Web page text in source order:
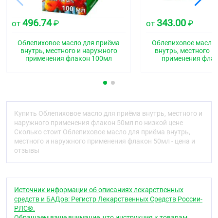
Стимулирует репаративные процессы в коже и
слизистых оболочках, ускоряет заживление
повреждённых тканей. Оказывает
антиоксидантным и цитопротекторным действием.
Уменьшает интенсивность свободнорадикальных
процессов и защищает от повреждения клеточные
действие обусловлено наличием в облепиховом
(витамина E) и глицеридов ненасыщенных кислот.
Показания
В качестве ранозаживляющего средства для
стимуляции репаративных процессов в составе
комбинированной терапии при поражениях кожи и
слизистых оболочек:
в гастроэнтерологии — при язвенной болезни
желудка и двенадцатиперстной кишки
в гинекологии — при кольпите, эндоцервиците,
эрозии шейки матки
в оториноларингологии — послеоперационные
от 496.74₽
Облепиховое масло для приёма
внутрь, местного и наружного
применения флакон 100мл
от 343.00 ₽
Облепиховое масло
внутрь, местного
применения
Купить Облепиховое масло для приёма внутрь, местного и
наружного применения флакон 50мл по низкой цене
Сколько стоит Облепиховое масло для приёма внутрь,
местного и наружного применения флакон 50мл - цена и
отзывы
Источник информации об описаниях лекарственных
средств и БАДов: Регистр Лекарственных Средств России-
РЛС®.